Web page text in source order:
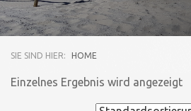
SIE SIND HIER: HOME
Einzelnes Ergebnis wird angezeigt